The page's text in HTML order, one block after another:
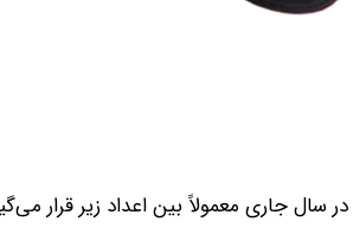
در سال جاری معمولاً بین اعداد زیر قرار